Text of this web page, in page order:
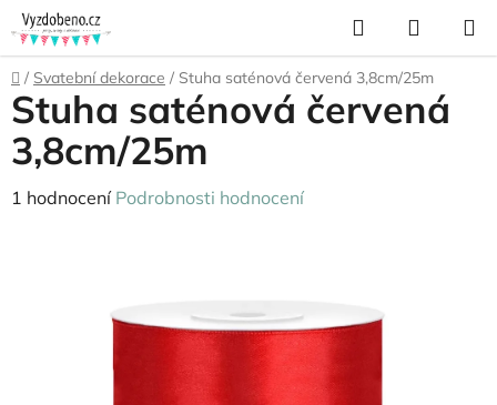
Přejít
na
obsah
Hledat
KOŠÍK
Domů
/ Svatební dekorace / Stuha saténová červená 3,8cm/25m
Stuha saténová červená
3,8cm/25m
Průměrné
1 hodnocení Podrobnosti hodnocení